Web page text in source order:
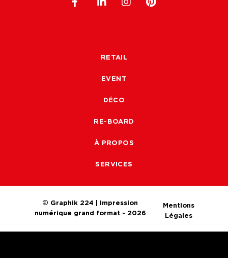
RETAIL
EVENT
DÉCO
RE-BOARD
À PROPOS
SERVICES
© Graphik 224 | Impression
numérique grand format - 2026
Mentions
Légales